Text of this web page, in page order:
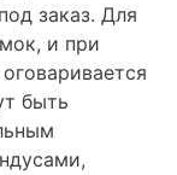
заказ. Для
и при
быть